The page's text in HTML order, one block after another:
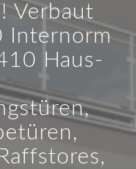
Verbaut
Internorm
Haus-